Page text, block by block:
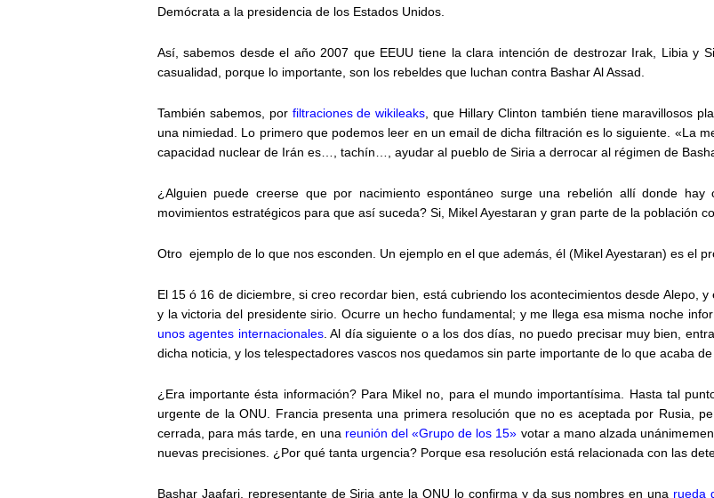
Demócrata a la presidencia de los Estados Unidos.
Así, sabemos desde el año 2007 que EEUU tiene la clara intención de destrozar Irak, Libia y
casualidad, porque lo importante, son los rebeldes que luchan contra Bashar Al Assad.
También sabemos, por filtraciones de wikileaks , que Hillary Clinton también tiene maravillosos
una nimiedad. Lo primero que podemos leer en un email de dicha filtración es lo siguiente. «La
capacidad nuclear de Irán es…, tachín…, ayudar al pueblo de Siria a derrocar al régimen de
¿Alguien puede creerse que por nacimiento espontáneo surge una rebelión allí donde
movimientos estratégicos para que así suceda? Si, Mikel Ayestaran y gran parte de la población
Otro ejemplo de lo que nos esconden. Un ejemplo en el que además, él (Mikel Ayestaran) es el
El 15 ó 16 de diciembre, si creo recordar bien, está cubriendo los acontecimientos desde Alepo,
y la victoria del presidente sirio. Ocurre un hecho fundamental; y me llega esa misma noche
unos agentes internacionales. Al día siguiente o a los dos días, no puedo precisar muy bien,
dicha noticia, y los telespectadores vascos nos quedamos sin parte importante de lo que acaba de
¿Era importante ésta información? Para Mikel no, para el mundo importantísima. Hasta tal
urgente de la ONU. Francia presenta una primera resolución que no es aceptada por Rusia,
cerrada, para más tarde, en una reunión del «Grupo de los 15» votar a mano alzada
nuevas precisiones. ¿Por qué tanta urgencia? Porque esa resolución está relacionada con las
Bashar Jaafari, representante de Siria ante la ONU lo confirma y da sus nombres en una rueda